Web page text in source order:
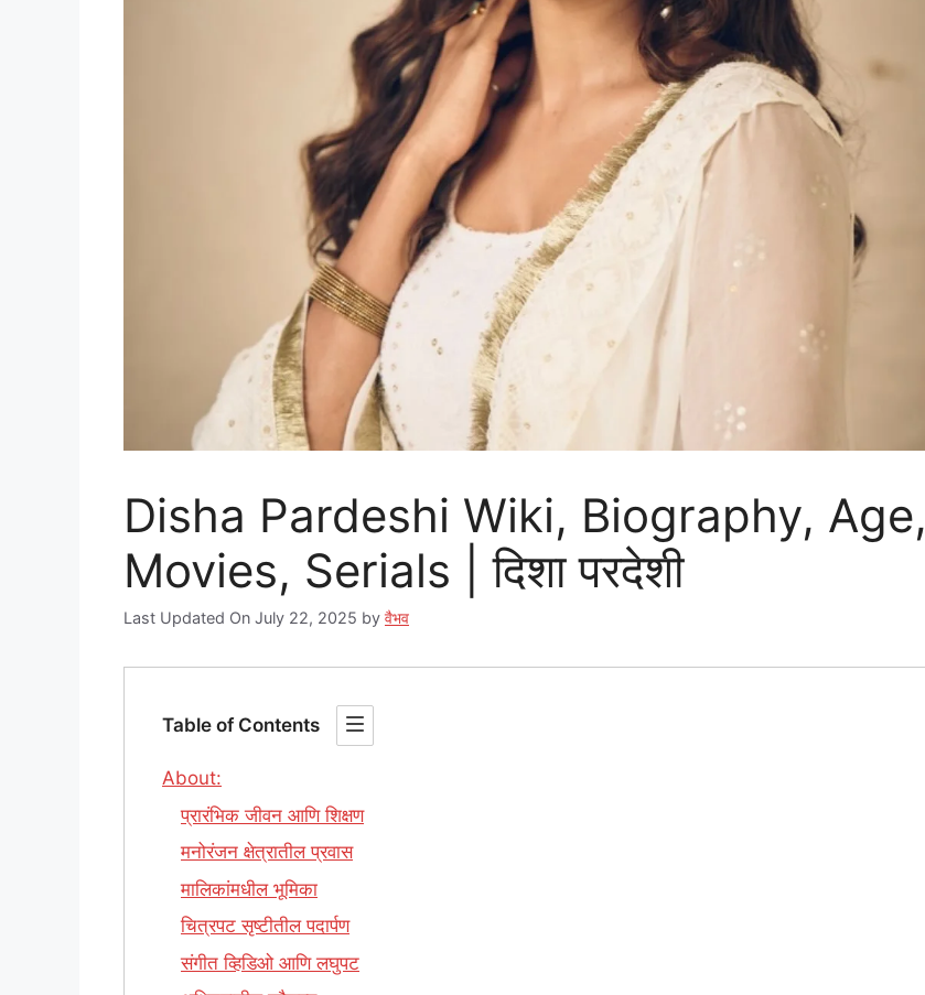
Disha Pardeshi Wiki, Biography, Age,
Movies, Serials | दिशा परदेशी
Last Updated On July 22, 2025 by वैभव
Table of Contents
About:
प्रारंभिक जीवन आणि शिक्षण
मनोरंजन क्षेत्रातील प्रवास
मालिकांमधील भूमिका
चित्रपट सृष्टीतील पदार्पण
संगीत व्हिडिओ आणि लघुपट